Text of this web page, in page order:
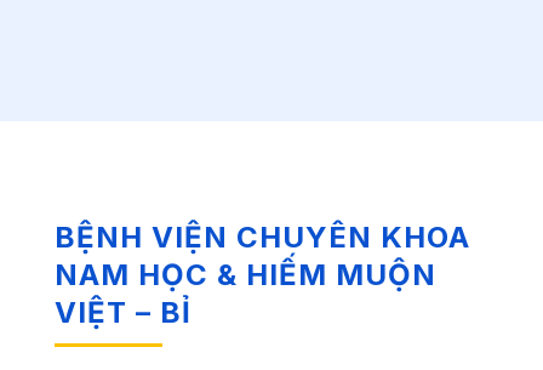
BỆNH VIỆN CHUYÊN KHOA
NAM HỌC & HIẾM MUỘN
VIỆT – BỈ